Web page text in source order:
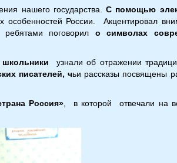
нашего государства.С помощью
особенностей России. Акцентировал
поговорил о символах
узнали об отражении
писателей, чьи рассказы посвящены
Россия» , в которой отвечали на